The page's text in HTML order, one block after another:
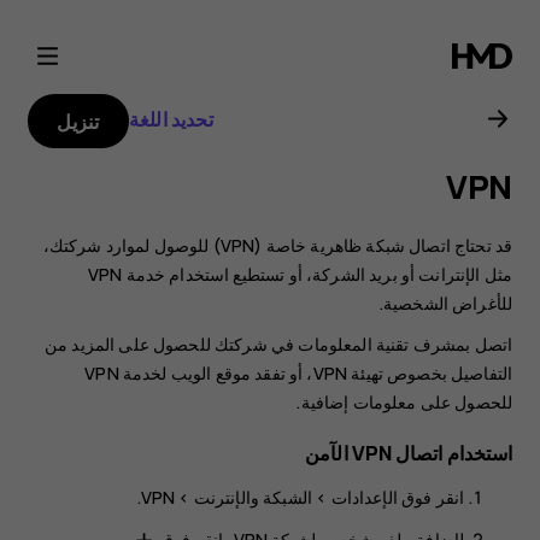
دليل
مستخدم
Nokia
G21
تحديد اللغة تنزيل
VPN
قد تحتاج اتصال شبكة ظاهرية خاصة (VPN) للوصول لموارد شركتك،
مثل الإنترانت أو بريد الشركة، أو تستطيع استخدام خدمة VPN
للأغراض الشخصية.
اتصل بمشرف تقنية المعلومات في شركتك للحصول على المزيد من
التفاصيل بخصوص تهيئة VPN، أو تفقد موقع الويب لخدمة VPN
للحصول على معلومات إضافية.
استخدام اتصال VPN الآمن
انقر فوق الإعدادات > الشبكة والإنترنت >
VPN
.